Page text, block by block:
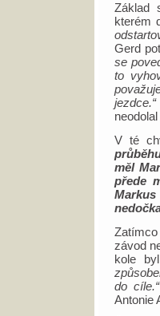
Základ
kterém
Gerd
se
to
jezdce.“
V té
měl
přede
závod
kole
do cíle.“
Antonie